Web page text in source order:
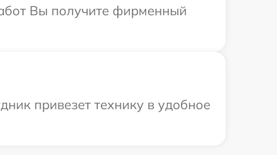
Вы получите фирменный
привезет технику в удобное